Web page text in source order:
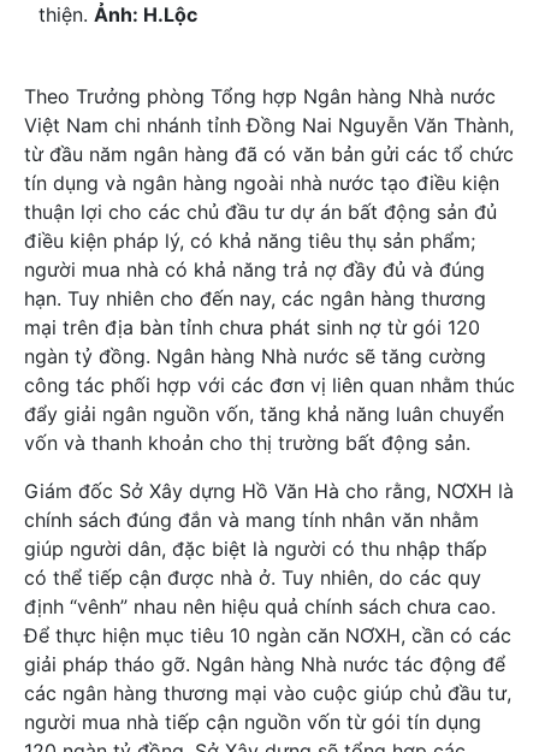
thiện. Ảnh: H.Lộc
Theo Trưởng phòng Tổng hợp Ngân hàng Nhà nước
Việt Nam chi nhánh tỉnh Đồng Nai Nguyễn Văn Thành,
từ đầu năm ngân hàng đã có văn bản gửi các tổ chức
tín dụng và ngân hàng ngoài nhà nước tạo điều kiện
thuận lợi cho các chủ đầu tư dự án bất động sản đủ
điều kiện pháp lý, có khả năng tiêu thụ sản phẩm;
người mua nhà có khả năng trả nợ đầy đủ và đúng
hạn. Tuy nhiên cho đến nay, các ngân hàng thương
mại trên địa bàn tỉnh chưa phát sinh nợ từ gói 120
ngàn tỷ đồng. Ngân hàng Nhà nước sẽ tăng cường
công tác phối hợp với các đơn vị liên quan nhằm thúc
đẩy giải ngân nguồn vốn, tăng khả năng luân chuyển
vốn và thanh khoản cho thị trường bất động sản.
Giám đốc Sở Xây dựng Hồ Văn Hà cho rằng, NƠXH là
chính sách đúng đắn và mang tính nhân văn nhằm
giúp người dân, đặc biệt là người có thu nhập thấp
có thể tiếp cận được nhà ở. Tuy nhiên, do các quy
định “vênh” nhau nên hiệu quả chính sách chưa cao.
Để thực hiện mục tiêu 10 ngàn căn NƠXH, cần có các
giải pháp tháo gỡ. Ngân hàng Nhà nước tác động để
các ngân hàng thương mại vào cuộc giúp chủ đầu tư,
người mua nhà tiếp cận nguồn vốn từ gói tín dụng